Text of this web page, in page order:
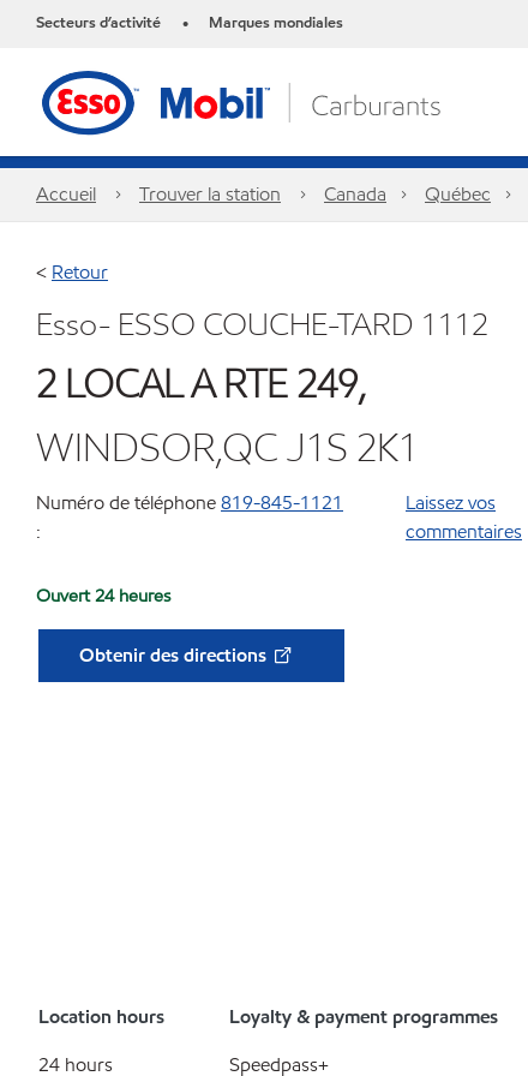
Secteurs d’activité • Marques mondiales
Accueil Trouver la station Canada Québec
< Retour
Esso- ESSO COUCHE-TARD 1112
2 LOCAL A RTE 249,
WINDSOR,QC J1S 2K1
Numéro de téléphone
:
819-845-1121
Laissez vos
commentaires
Ouvert 24 heures
Obtenir des directions
Location hours
24 hours
Loyalty & payment programmes
Speedpass+